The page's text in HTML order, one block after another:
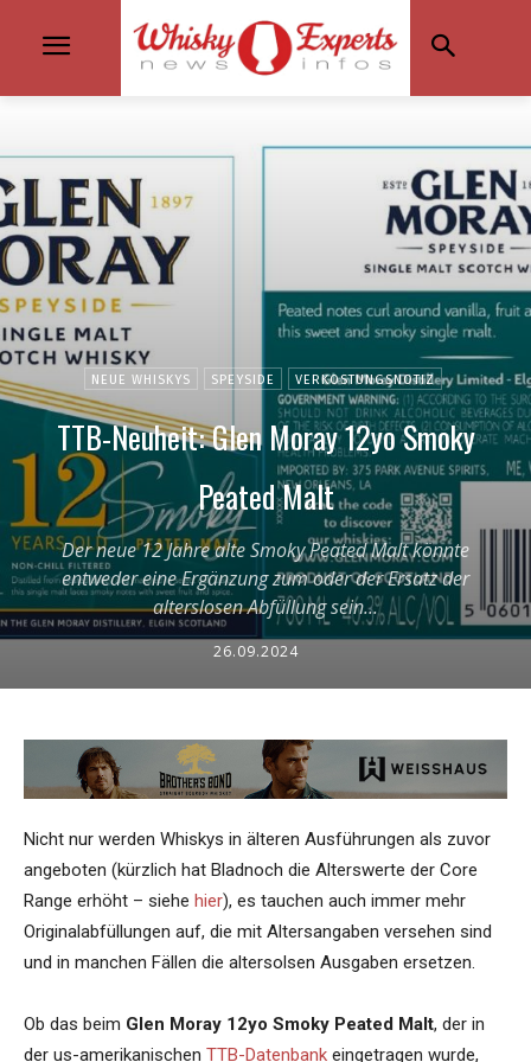
NEUE WHISKYS SPEYSIDE VERKOSTUNGSNOTIZ
TTB-Neuheit: Glen Moray 12yo Smoky
Peated Malt
Der neue 12 Jahre alte Smoky Peated Malt könnte
entweder eine Ergänzung zum oder der Ersatz der
alterslosen Abfüllung sein...
26.09.2024
Nicht nur werden Whiskys in älteren Ausführungen als zuvor
angeboten (kürzlich hat Bladnoch die Alterswerte der Core
Range erhöht – siehe hier), es tauchen auch immer mehr
Originalabfüllungen auf, die mit Altersangaben versehen sind
und in manchen Fällen die altersolsen Ausgaben ersetzen.
Ob das beim Glen Moray 12yo Smoky Peated Malt, der in
der us-amerikanischen TTB-Datenbank eingetragen wurde,